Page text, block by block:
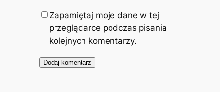
Zapamiętaj moje dane w tej
przeglądarce podczas pisania
kolejnych komentarzy.